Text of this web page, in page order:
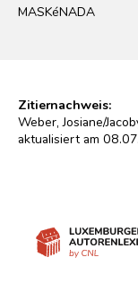
MASKéNADA
Zitiernachweis:
Weber, Josiane/
aktualisiert am